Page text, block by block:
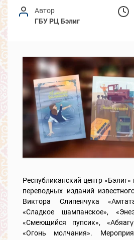
Автор
ГБУ РЦ Бэлиг
Республиканский центр
переводных изданий
Виктора Слипенчука
«Сладкое шампанское»,
«Смеющийся пупсик»,
«Огонь молчания».